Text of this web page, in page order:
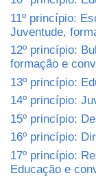
11º princípio:
Juventude,
12º princípio:
formação e
13º princípio:
14º princípio:
15º princípio:
16º princípio:
17º princípio:
Educação e